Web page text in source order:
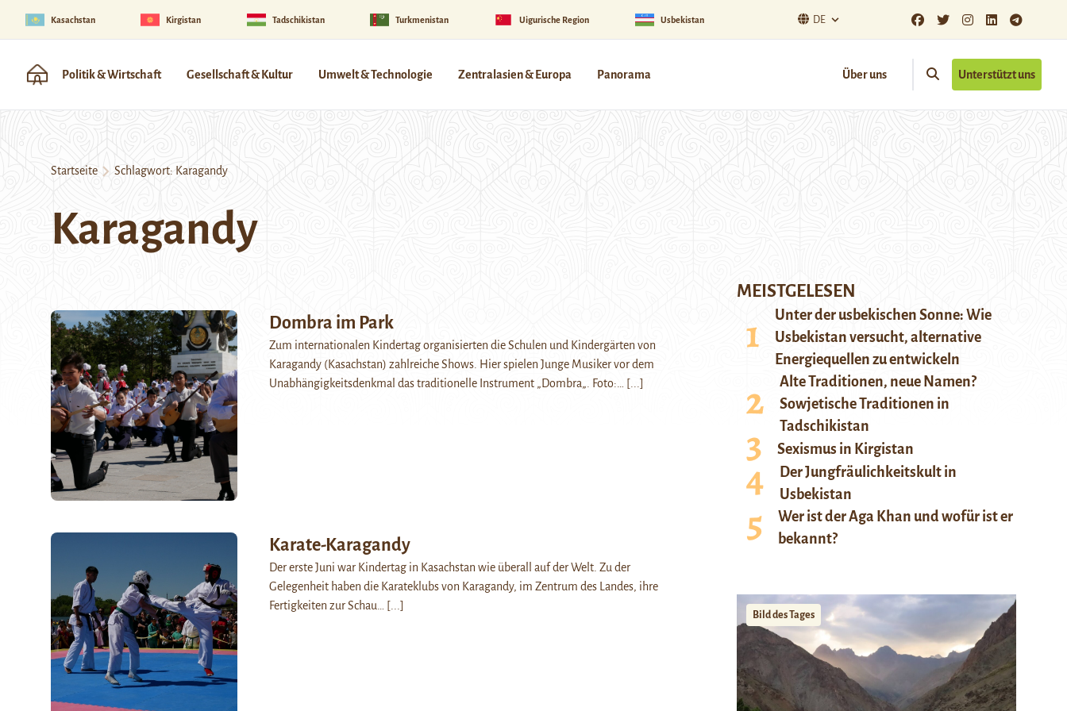
Kasachstan Kirgistan Tadschikistan Turkmenistan Uigurische Region Usbekistan DE
Politik & Wirtschaft Gesellschaft & Kultur Umwelt & Technologie Zentralasien & Europa Panorama Über uns Unterstützt uns
Startseite Schlagwort: Karagandy
Karagandy
Dombra im Park
Zum internationalen Kindertag organisierten die Schulen und Kindergärten von
Karagandy (Kasachstan) zahlreiche Shows. Hier spielen Junge Musiker vor dem
Unabhängigkeitsdenkmal das traditionelle Instrument „Dombra„. Foto:…
[...]
Karate-Karagandy
Der erste Juni war Kindertag in Kasachstan wie überall auf der Welt. Zu der
Gelegenheit haben die Karateklubs von Karagandy, im Zentrum des Landes, ihre
Fertigkeiten zur Schau…
[...]
MEISTGELESEN
Unter der usbekischen Sonne: Wie
Usbekistan versucht, alternative
Energiequellen zu entwickeln
Alte Traditionen, neue Namen?
Sowjetische Traditionen in
Tadschikistan
Sexismus in Kirgistan
Der Jungfräulichkeitskult in
Usbekistan
Wer ist der Aga Khan und wofür ist er
bekannt?
Bild des Tages